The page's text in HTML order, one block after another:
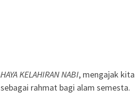
KELAHIRAN NABI, mengajak kita
rahmat bagi alam semesta.